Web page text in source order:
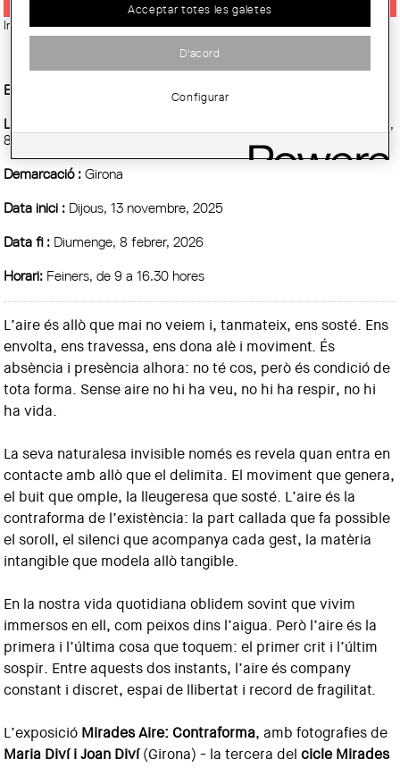
Imatge:© Col·legi d'Arquitectes de Catalunya
Entitat Organitzadora :
COAC
Lloc:
Sala La Cova. Demarcació de Girona del COAC. Pl. Catedral,
8. Girona
Demarcació :Girona
Data inici : Dijous, 13 novembre, 2025
Data fi : Diumenge, 8 febrer, 2026
Horari: Feiners, de 9 a 16.30 hores
L’aire és allò que mai no veiem i, tanmateix, ens sosté. Ens
envolta, ens travessa, ens dona alè i moviment. És
absència i presència alhora: no té cos, però és condició de
tota forma. Sense aire no hi ha veu, no hi ha respir, no hi
ha vida.
La seva naturalesa invisible només es revela quan entra en
contacte amb allò que el delimita. El moviment que genera,
el buit que omple, la lleugeresa que sosté. L’aire és la
contraforma de l’existència: la part callada que fa possible
el soroll, el silenci que acompanya cada gest, la matèria
intangible que modela allò tangible.
En la nostra vida quotidiana oblidem sovint que vivim
immersos en ell, com peixos dins l’aigua. Però l’aire és la
primera i l’última cosa que toquem: el primer crit i l’últim
sospir. Entre aquests dos instants, l’aire és company
constant i discret, espai de llibertat i record de fragilitat.
L’exposició Mirades Aire: Contraforma, amb fotografies de
Maria Diví i Joan Diví(Girona) - la tercera delcicle Mirades
Acceptar totes les galetes
D'acord
Configurar